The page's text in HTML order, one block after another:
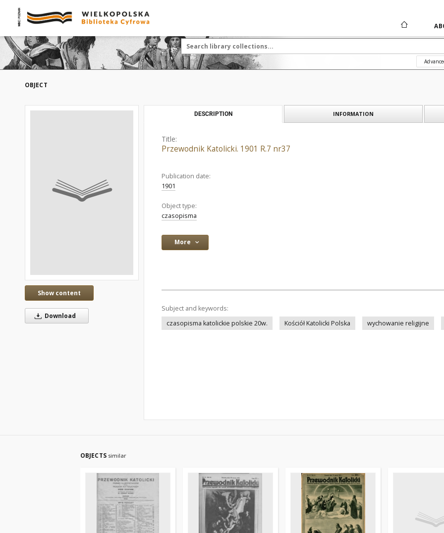
OBJECT
Show content
Download
DESCRIPTION INFORMATION
Title:
Przewodnik Katolicki. 1901 R.7 nr37
Publication date:
1901
Object type:
czasopisma
More
Subject and keywords:
czasopisma katolickie polskie 20w.
Kościół Katolicki Polska wychowanie religijne
OBJECTS similar